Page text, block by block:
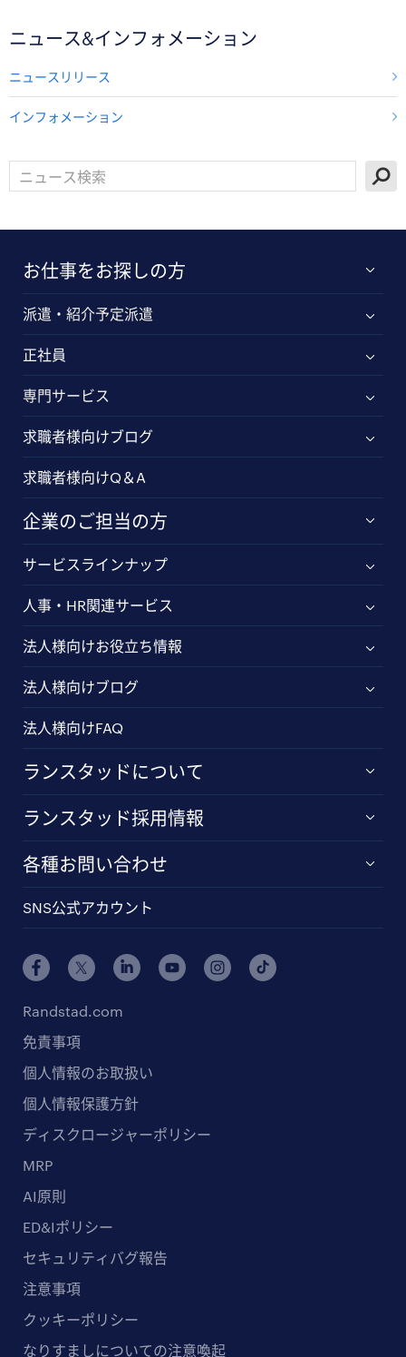
ニュース&インフォメーション
ニュースリリース
インフォメーション
お仕事をお探しの方
派遣・紹介予定派遣
正社員
専門サービス
求職者様向けブログ
求職者様向けQ＆A
企業のご担当の方
サービスラインナップ
人事・HR関連サービス
法人様向けお役立ち情報
法人様向けブログ
法人様向けFAQ
ランスタッドについて
ランスタッド採用情報
各種お問い合わせ
SNS公式アカウント
Randstad.com
免責事項
個人情報のお取扱い
個人情報保護方針
ディスクロージャーポリシー
MRP
AI原則
ED&Iポリシー
セキュリティバグ報告
注意事項
クッキーポリシー
なりすましについての注意喚起